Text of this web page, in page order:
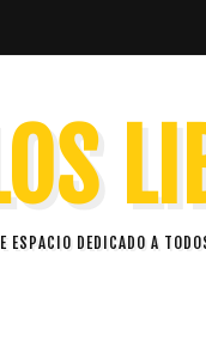
ESPACIO DEDICADO A